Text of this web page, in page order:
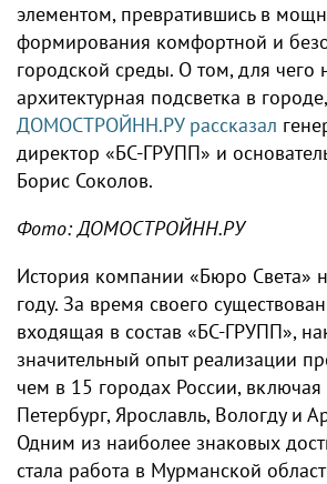
элементом, превратившись в
формирования комфортной и
городской среды. О том, для чего
архитектурная подсветка в
ДОМОСТРОЙНН.РУ рассказал
директор «БС-ГРУПП» и
Борис Соколов.
Фото: ДОМОСТРОЙНН.РУ
История компании «Бюро Света»
году. За время своего
входящая в состав «БС-ГРУПП»,
значительный опыт реализации
чем в 15 городах России, включая
Петербург, Ярославль, Вологду и
Одним из наиболее знаковых
стала работа в Мурманской